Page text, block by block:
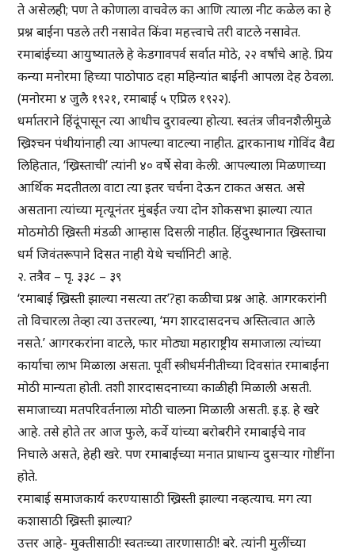
ते असेलही; पण ते कोणाला वाचवेल का आणि त्याला नीट कळेल का हे
प्रश्न बाईंना पडले तरी नसावेत किंवा महत्त्वाचे तरी वाटले नसावेत.
रमाबांईच्या आयुष्यातले हे केडगावपर्व सर्वात मोठे, २२ वर्षांचे आहे. प्रिय
कन्या मनोरमा हिच्या पाठोपाठ दहा महिन्यांत बाईंनी आपला देह ठेवला.
(मनोरमा ४ जुलै १९२१, रमाबाई ५ एप्रिल १९२२).
धर्मातराने हिंदूंपासून त्या आधीच दुरावल्या होत्या. स्वतंत्र जीवनशैलीमुळे
ख्रिश्चन पंथीयांनाही त्या आपल्या वाटल्या नाहीत. द्वारकानाथ गोविंद वैद्य
लिहितात, ‘ख्रिस्ताची’ त्यांनी ४० वर्षे सेवा केली. आपल्याला मिळणाच्या
आर्थिक मदतीतला वाटा त्या इतर चर्चना देऊन टाकत असत. असे
असताना त्यांच्या मृत्यूनंतर मुंबईत ज्या दोन शोकसभा झाल्या त्यात
मोठमोठी ख्रिस्ती मंडळी आम्हास दिसली नाहीत. हिंदुस्थानात ख्रिस्ताचा
धर्म जिवंतरूपाने दिसत नाही येथे चर्चानिटी आहे.
२. तत्रैव – पृ. ३३८ – ३९
‘रमाबाई ख्रिस्ती झाल्या नसत्या तर’?हा कळीचा प्रश्न आहे. आगरकरांनी
तो विचारला तेव्हा त्या उत्तरल्या, ‘मग शारदासदनच अस्तित्वात आले
नसते.’ आगरकरांना वाटले, फार मोठ्या महाराष्ट्रीय समाजाला त्यांच्या
कार्याचा लाभ मिळाला असता. पूर्वी स्त्रीधर्मनीतीच्या दिवसांत रमाबाईंना
मोठी मान्यता होती. तशी शारदासदनाच्या काळीही मिळाली असती.
समाजाच्या मतपरिवर्तनाला मोठी चालना मिळाली असती. इ.इ. हे खरे
आहे. तसे होते तर आज फुले, कर्वे यांच्या बरोबरीने रमाबाईंचे नाव
निघाले असते, हेही खरे. पण रमाबाईंच्या मनात प्राधान्य दुसऱ्यार गोष्टींना
होते.
रमाबाई समाजकार्य करण्यासाठी ख्रिस्ती झाल्या नव्हत्याच. मग त्या
कशासाठी ख्रिस्ती झाल्या?
उत्तर आहे- मुक्तीसाठी! स्वतःच्या तारणासाठी! बरे. त्यांनी मुलींच्या